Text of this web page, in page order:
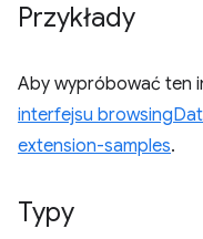
Przykłady
Aby wypróbować ten
interfejsu
extension-samples.
Typy